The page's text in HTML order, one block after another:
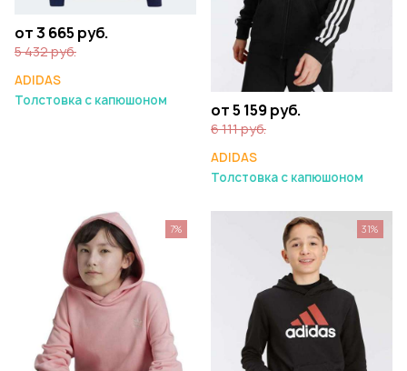
от 3 665 руб.
5 432 руб.
ADIDAS
Толстовка с капюшоном
от 5 159 руб.
6 111 руб.
ADIDAS
Толстовка с капюшоном
7% 31%